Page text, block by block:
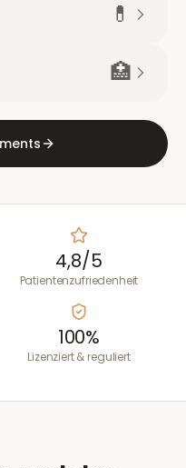
💊
🏥
4,8/5
Patientenzufriedenheit
100%
Lizenziert & reguliert